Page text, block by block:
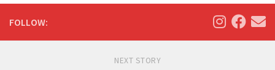
FOLLOW:
NEXT STORY